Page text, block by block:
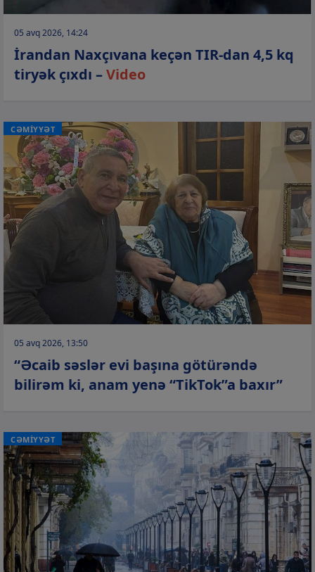
05 avq 2026, 14:24
İrandan Naxçıvana keçən TIR-dan 4,5 kq
tiryək çıxdı –Video
CƏMİYYƏT
05 avq 2026, 13:50
“Əcaib səslər evi başına götürəndə
bilirəm ki, anam yenə “TikTok”a baxır”
CƏMİYYƏT